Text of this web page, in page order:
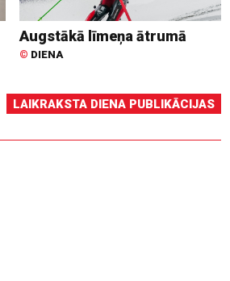
Augstākā līmeņa ātrumā
© DIENA
LAIKRAKSTA DIENA PUBLIKĀCIJAS